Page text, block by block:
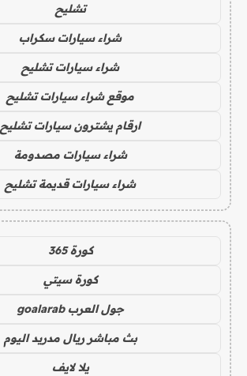
تشليح
شراء سيارات سكراب
شراء سيارات تشليح
موقع شراء سيارات تشليح
ارقام يشترون سيارات تشليح
شراء سيارات مصدومة
شراء سيارات قديمة تشليح
كورة 365
كورة سيتي
جول العرب goalarab
بث مباشر ريال مدريد اليوم
يلا لايف